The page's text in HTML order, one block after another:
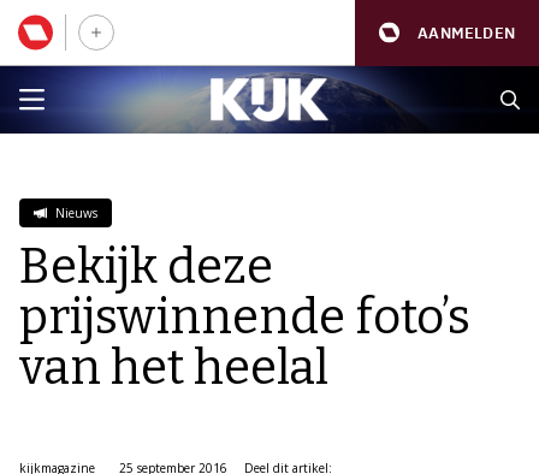
AANMELDEN
Nieuws
Bekijk deze
prijswinnende foto’s
van het heelal
kijkmagazine
25 september 2016
Deel dit artikel: